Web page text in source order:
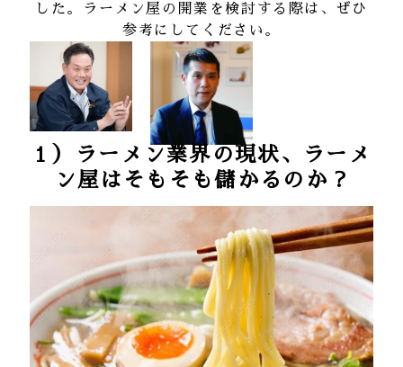
した。ラーメン屋の開業を検討する際は、ぜひ
参考にしてください。
１）
ラーメン業界の現状、ラーメ
ン屋はそもそも儲かるのか？